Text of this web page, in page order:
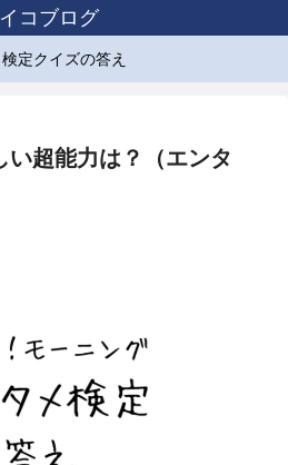
コブログ
定クイズの答え
超能力は？（エンタ